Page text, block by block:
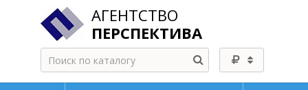
АГЕНТСТВО
ПЕРСПЕКТИВА